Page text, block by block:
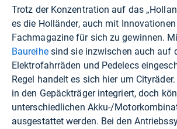
Trotz der Konzentration auf das
es die Holländer, auch mit
Fachmagazine für sich zu gewinnen.
Baureihesind sie inzwischen auch auf
Elektrofahrräden und Pedelecs
Regel handelt es sich hier um
in den Gepäckträger integriert, doch
unterschiedlichen Akku-/
ausgestattet werden. Bei den